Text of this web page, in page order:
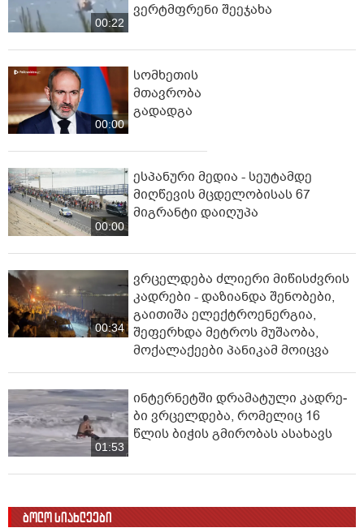
00:22
ვერტმფრენი შეეჯახა
00:00
სომხეთის
მთავრობა
გადადგა
00:00
ესპანური მედია - სეუტამდე
მიღწევის მცდელობისას 67
მიგრანტი დაიღუპა
00:34
ვრცელდება ძლიერი მიწისძვრის
კადრები - დაზიანდა შენობები,
გაითიშა ელექტროენერგია,
შეფერხდა მეტროს მუშაობა,
მოქალაქეები პანიკამ მოიცვა
01:53
ინ­ტერ­ნეტ­ში დრა­მა­ტუ­ლი კად­რე­
ბი ვრცელდება, რომელიც 16
წლის ბიჭის გმირობას ასახავს
ბოლო სიახლეები